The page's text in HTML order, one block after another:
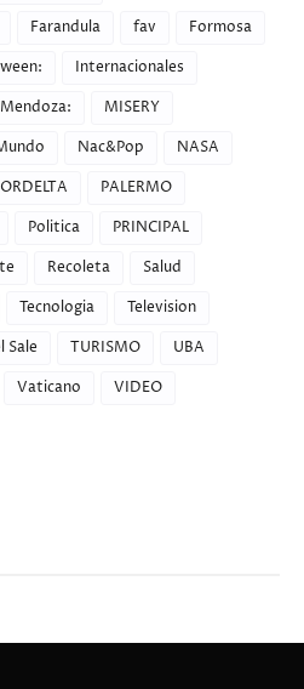
Farandula fav
Formosa
Internacionales
Mendoza:
MISERY
Nac&Pop
NASA
PALERMO
Politica
PRINCIPAL
Recoleta
Salud
Tecnologia
Television
Sale TURISMO
UBA
Vaticano VIDEO